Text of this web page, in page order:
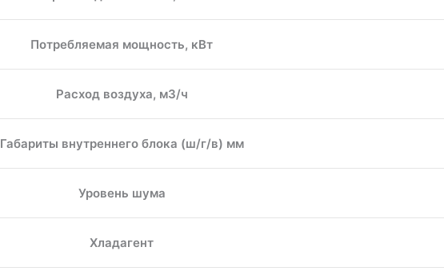
Потребляемая мощность, кВт
Расход воздуха, м3/ч
Габариты внутреннего блока (ш/г/в) мм
Уровень шума
Хладагент